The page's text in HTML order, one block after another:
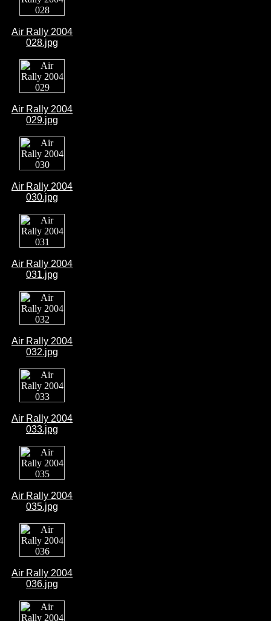
Air Rally 2004
028.jpg
Air Rally 2004
029.jpg
Air Rally 2004
030.jpg
Air Rally 2004
031.jpg
Air Rally 2004
032.jpg
Air Rally 2004
033.jpg
Air Rally 2004
035.jpg
Air Rally 2004
036.jpg